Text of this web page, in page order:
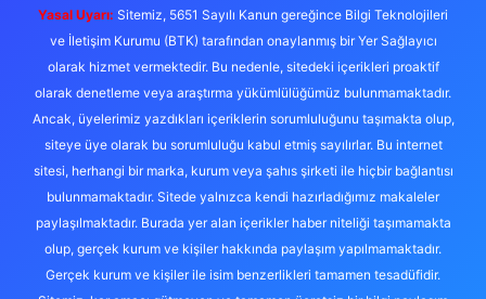
Yasal Uyarı: Sitemiz, 5651 Sayılı Kanun gereğince Bilgi Teknolojileri
ve İletişim Kurumu (BTK) tarafından onaylanmış bir Yer Sağlayıcı
olarak hizmet vermektedir. Bu nedenle, sitedeki içerikleri proaktif
olarak denetleme veya araştırma yükümlülüğümüz bulunmamaktadır.
Ancak, üyelerimiz yazdıkları içeriklerin sorumluluğunu taşımakta olup,
siteye üye olarak bu sorumluluğu kabul etmiş sayılırlar. Bu internet
sitesi, herhangi bir marka, kurum veya şahıs şirketi ile hiçbir bağlantısı
bulunmamaktadır. Sitede yalnızca kendi hazırladığımız makaleler
paylaşılmaktadır. Burada yer alan içerikler haber niteliği taşımamakta
olup, gerçek kurum ve kişiler hakkında paylaşım yapılmamaktadır.
Gerçek kurum ve kişiler ile isim benzerlikleri tamamen tesadüfidir.